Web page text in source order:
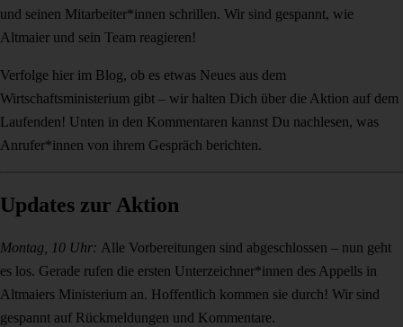
und seinen Mitarbeiter*innen schrillen. Wir sind gespannt, wie
Altmaier und sein Team reagieren!
Verfolge hier im Blog, ob es etwas Neues aus dem
Wirtschaftsministerium gibt – wir halten Dich über die Aktion auf dem
Laufenden! Unten in den Kommentaren kannst Du nachlesen, was
Anrufer*innen von ihrem Gespräch berichten.
Updates zur Aktion
Montag, 10 Uhr: Alle Vorbereitungen sind abgeschlossen – nun geht
es los. Gerade rufen die ersten Unterzeichner*innen des Appells in
Altmaiers Ministerium an. Hoffentlich kommen sie durch! Wir sind
gespannt auf Rückmeldungen und Kommentare.